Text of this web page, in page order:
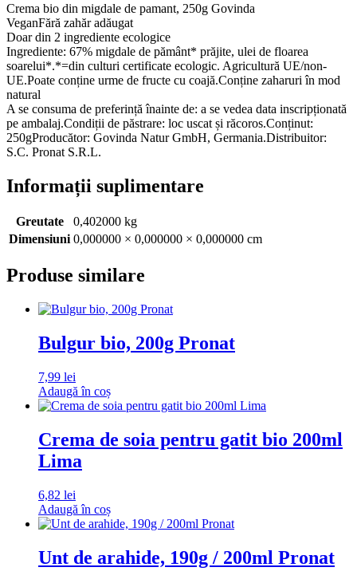
Crema bio din migdale de pamant, 250g Govinda
VeganFără zahăr adăugat
Doar din 2 ingrediente ecologice
Ingrediente: 67% migdale de pământ* prăjite, ulei de floarea
soarelui*.*=din culturi certificate ecologic. Agricultură UE/non-
UE.Poate conține urme de fructe cu coajă.Conține zaharuri în mod
natural
A se consuma de preferință înainte de: a se vedea data inscripționată
pe ambalaj.Condiții de păstrare: loc uscat și răcoros.Conținut:
250gProducător: Govinda Natur GmbH, Germania.Distribuitor:
S.C. Pronat S.R.L.
Informații suplimentare
Greutate
0,402000 kg
Dimensiuni 0,000000 × 0,000000 × 0,000000 cm
Produse similare
Bulgur bio, 200g Pronat
7,99 lei
Adaugă în coș
Crema de soia pentru gatit bio 200ml
Lima
6,82 lei
Adaugă în coș
Unt de arahide, 190g / 200ml Pronat